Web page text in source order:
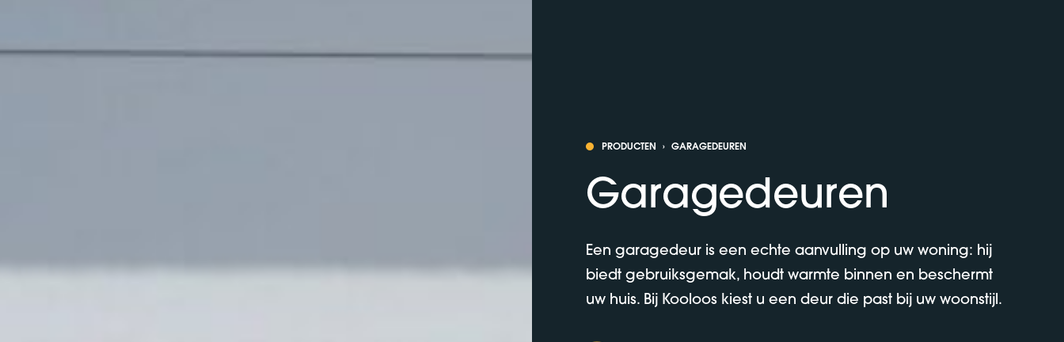
PRODUCTEN › GARAGEDEUREN
Garagedeuren
Een garagedeur is een echte aanvulling op uw woning: hij
biedt gebruiksgemak, houdt warmte binnen en beschermt
uw huis. Bij Kooloos kiest u een deur die past bij uw woonstijl.